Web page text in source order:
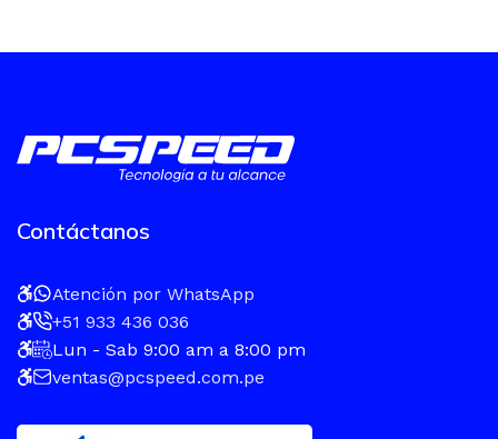
Contáctanos
Atención por WhatsApp
+51 933 436 036
Lun - Sab 9:00 am a 8:00 pm
ventas@pcspeed.com.pe